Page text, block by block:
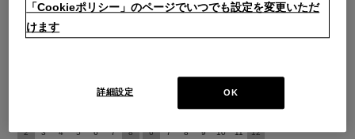
オンラインストア 営業日カレンダー
■営業日休
2
3 4 5 6 7
8
6
7 8 9 10 11
12
「Cookieポリシー」のページでいつでも設定を変更いただ
けます
OK
詳細設定